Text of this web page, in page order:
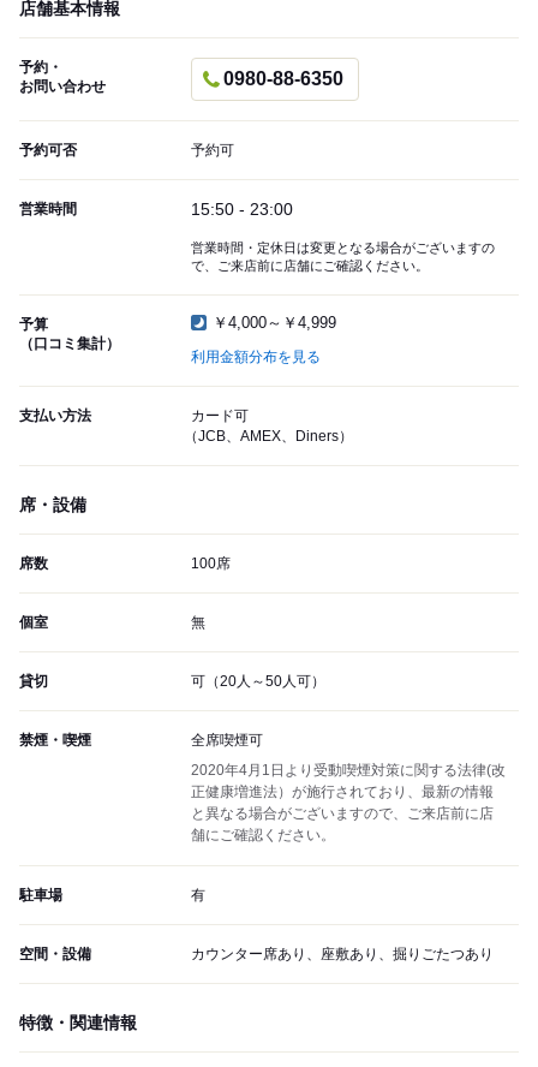
店舗基本情報
予約・
お問い合わせ
0980-88-6350
予約可否 予約可
営業時間 15:50 - 23:00
営業時間・定休日は変更となる場合がございますの
で、ご来店前に店舗にご確認ください。
予算
（口コミ集計）
￥4,000～￥4,999
利用金額分布を見る
支払い方法
カード可
（JCB、AMEX、Diners）
席・設備
席数 100席
個室 無
貸切 可（20人～50人可）
禁煙・喫煙
全席喫煙可
2020年4月1日より受動喫煙対策に関する法律(改
正健康増進法）が施行されており、最新の情報
と異なる場合がございますので、ご来店前に店
舗にご確認ください。
駐車場 有
空間・設備 カウンター席あり、座敷あり、掘りごたつあり
特徴・関連情報